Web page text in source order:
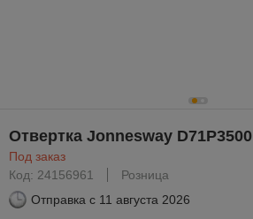
Отвертка Jonnesway D71P3500
Под заказ
Код: 24156961
Розница
Отправка с 11 августа 2026